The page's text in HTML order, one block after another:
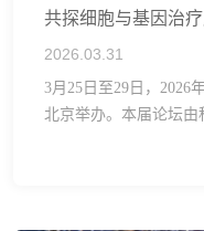
共探细胞与基因治
2026.03.31
3月25日至29日，2026
北京举办。本届论坛
国科学院、中国工程